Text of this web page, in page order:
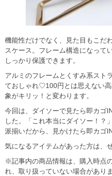
機能性だけでなく、見た目もこだ
スケース。フレーム構造になって
しっかり保護できます。
アルミのフレームとくすみ系スト
ておしゃれ♡100円とは思えない
象がキリッ！と変わります。
今回は、ダイソーで見たら即カゴ
した。「これ本当にダイソー！？
派揃いだから、見かけたら即カゴ
気になるアイテムがあった方は、
※記事内の商品情報は、購入時点
れ、取り扱っていない場合がありま